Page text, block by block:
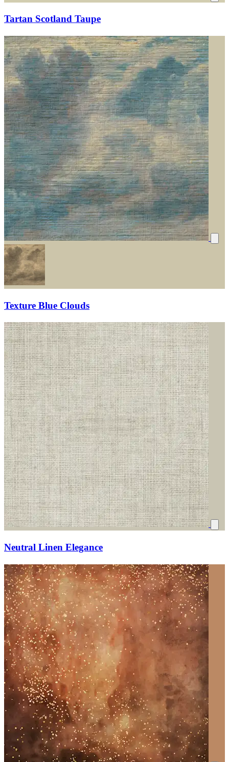
Tartan Scotland Taupe
Texture Blue Clouds
Neutral Linen Elegance